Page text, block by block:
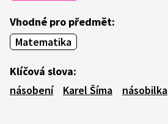
Vhodné pro předmět:
Matematika
Klíčová slova:
násobení
Karel Šíma násobilka